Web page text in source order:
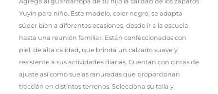
Yuyin para niño. Este modelo, color negro, se adapta
súper bien a diferentes ocasiones, desde ir a la escuela
hasta una reunión familiar. Están confeccionados con
piel, de alta calidad, que brinda un calzado suave y
resistente a sus actividades diarias. Cuentan con cintas de
ajuste así como suelas ranuradas que proporcionan
tracción en distintos terrenos. Selecciona su talla y